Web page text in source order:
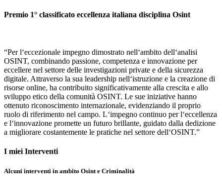
Premio 1° classificato eccellenza italiana disciplina Osint
“Per l‘eccezionale impegno dimostrato nell‘ambito dell‘analisi
OSINT, combinando passione, competenza e innovazione per
eccellere nel settore delle investigazioni private e della sicurezza
digitale. Attraverso la sua leadership nell‘istruzione e la creazione di
risorse online, ha contribuito significativamente alla crescita e allo
sviluppo etico della comunità OSINT. Le sue iniziative hanno
ottenuto riconoscimento internazionale, evidenziando il proprio
ruolo di riferimento nel campo. L‘impegno continuo per l‘eccellenza
e l‘innovazione promette un futuro brillante, guidato dalla dedizione
a migliorare costantemente le pratiche nel settore dell‘OSINT.”
I miei Interventi
Alcuni interventi in ambito Osint e Criminalità